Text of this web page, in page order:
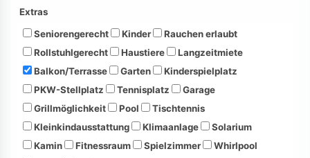
Extras
Seniorengerecht
Kinder
Rauchen erlaubt
Rollstuhlgerecht
Haustiere
Langzeitmiete
Balkon/Terrasse
Garten
Kinderspielplatz
PKW-Stellplatz
Tennisplatz
Garage
Grillmöglichkeit
Pool
Tischtennis
Kleinkindausstattung
Klimaanlage
Solarium
Kamin
Fitnessraum Spielzimmer
Whirlpool